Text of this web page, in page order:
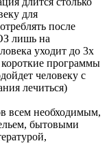
для
после
лишь на
уходит до 3х
программы
человеку с
лечиться)
всем необходимым,
бытовыми